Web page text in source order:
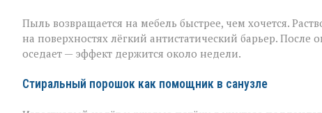
Пыль возвращается на мебель быстрее, чем хочется.
на поверхностях лёгкий антистатический барьер.
оседает — эффект держится около недели.
Стиральный порошок как помощник в санузле